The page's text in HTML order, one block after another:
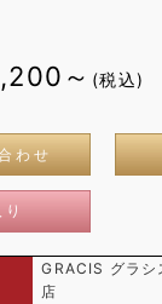
～ (税込)
わせ
GRACIS グラ
店